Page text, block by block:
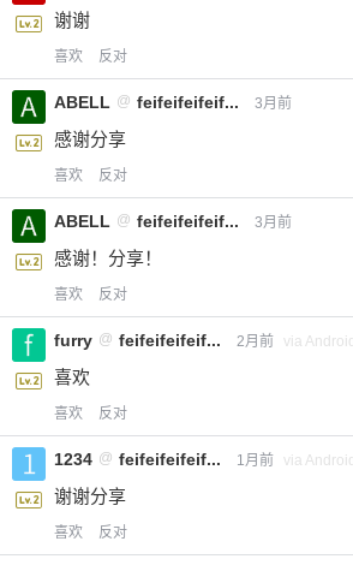
谢谢
喜欢 反对
ABELL @ feifeifeifeif... 3月前
感谢分享
喜欢 反对
ABELL @ feifeifeifeif... 3月前
感谢！分享！
喜欢 反对
furry @ feifeifeifeif... 2月前 via Android
喜欢
喜欢 反对
1234 @ feifeifeifeif... 1月前 via Android
谢谢分享
喜欢 反对